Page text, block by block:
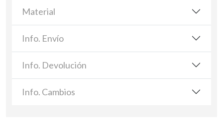
Material
Info. Envío
Info. Devolución
Info. Cambios